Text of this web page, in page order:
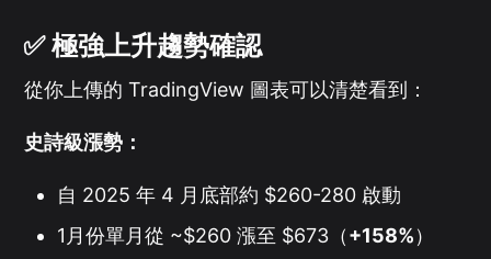
✅ 極強上升趨勢確認
從你上傳的 TradingView 圖表可以清楚看到：
史詩級漲勢：
自 2025 年 4 月底部約 $260-280 啟動
1月份單月從 ~$260 漲至 $673（+158%）